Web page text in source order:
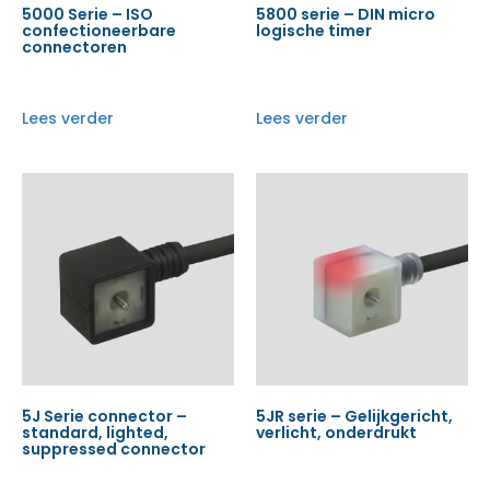
5000 Serie – ISO
confectioneerbare
connectoren
Lees verder
5800 serie – DIN micro
logische timer
Lees verder
5J Serie connector –
standard, lighted,
suppressed connector
5JR serie – Gelijkgericht,
verlicht, onderdrukt